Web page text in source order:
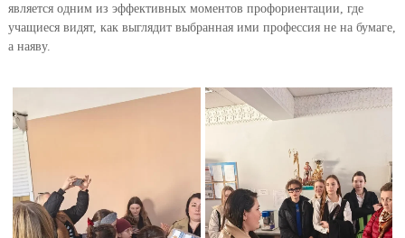
является одним из эффективных моментов профориентации, где
учащиеся видят, как выглядит выбранная ими профессия не на бумаге,
а наяву.